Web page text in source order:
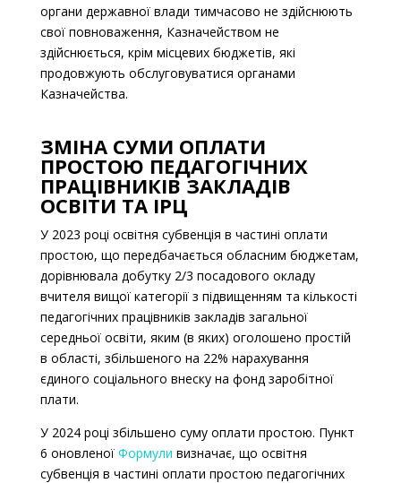
органи державної влади тимчасово не здійснюють
свої повноваження, Казначейством не
здійснюється, крім місцевих бюджетів, які
продовжують обслуговуватися органами
Казначейства.
ЗМІНА СУМИ ОПЛАТИ
ПРОСТОЮ ПЕДАГОГІЧНИХ
ПРАЦІВНИКІВ ЗАКЛАДІВ
ОСВІТИ ТА ІРЦ
У 2023 році освітня субвенція в частині оплати
простою, що передбачається обласним бюджетам,
дорівнювала добутку 2/3 посадового окладу
вчителя вищої категорії з підвищенням та кількості
педагогічних працівників закладів загальної
середньої освіти, яким (в яких) оголошено простій
в області, збільшеного на 22% нарахування
єдиного соціального внеску на фонд заробітної
плати.
У 2024 році збільшено суму оплати простою. Пункт
6 оновленої Формули визначає, що освітня
субвенція в частині оплати простою педагогічних